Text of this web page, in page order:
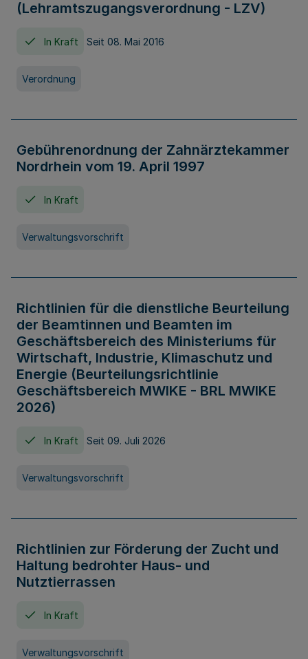
(Lehramtszugangsverordnung - LZV)
In Kraft Seit 08. Mai 2016
Verordnung
Gebührenordnung der Zahnärztekammer
Nordrhein vom 19. April 1997
In Kraft
Verwaltungsvorschrift
Richtlinien für die dienstliche Beurteilung
der Beamtinnen und Beamten im
Geschäftsbereich des Ministeriums für
Wirtschaft, Industrie, Klimaschutz und
Energie (Beurteilungsrichtlinie
Geschäftsbereich MWIKE - BRL MWIKE
2026)
In Kraft Seit 09. Juli 2026
Verwaltungsvorschrift
Richtlinien zur Förderung der Zucht und
Haltung bedrohter Haus- und
Nutztierrassen
In Kraft
Verwaltungsvorschrift